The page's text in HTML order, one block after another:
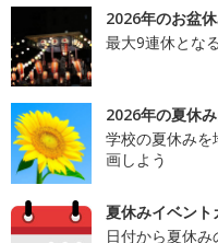
2026年のお盆
最大9連休とな
2026年の夏休
学校の夏休み
画しよう
夏休みイベント
日付から夏休